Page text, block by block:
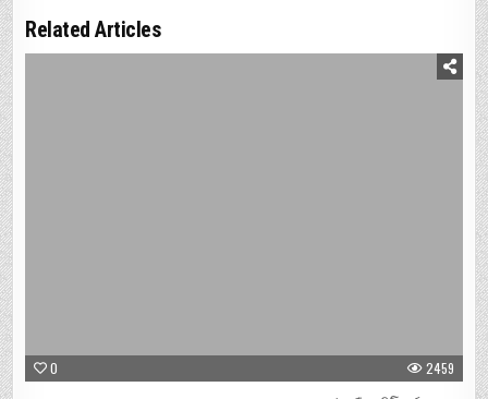
Related Articles
0 2459